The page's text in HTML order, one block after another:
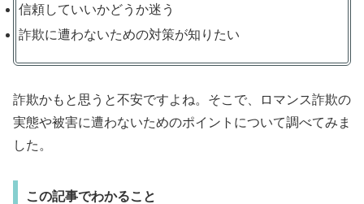
信頼していいかどうか迷う
詐欺に遭わないための対策が知りたい
詐欺かもと思うと不安ですよね。そこで、ロマンス詐欺の
実態や被害に遭わないためのポイントについて調べてみま
した。
この記事でわかること